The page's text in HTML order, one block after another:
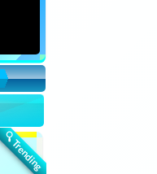
🔍 Trending